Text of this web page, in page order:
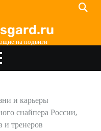
на подвиги
и карьеры
снайпера России,
и тренеров